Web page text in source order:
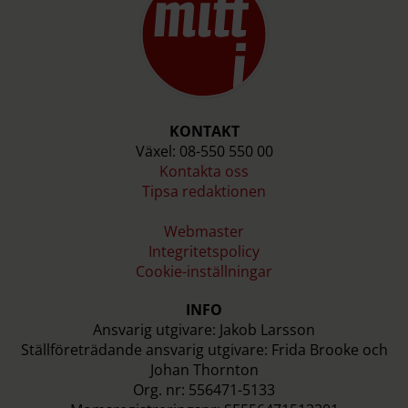
KONTAKT
Växel: 08-550 550 00
Kontakta oss
Tipsa redaktionen
Webmaster
Integritetspolicy
Cookie-inställningar
INFO
Ansvarig utgivare: Jakob Larsson
Ställföreträdande ansvarig utgivare: Frida Brooke och
Johan Thornton
Org. nr: 556471-5133